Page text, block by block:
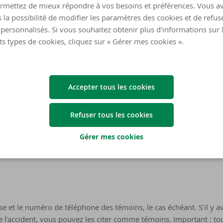
de mieux répondre à vos besoins et préférences. Vous
la possibilité de modifier les paramètres des cookies et de
Si vous souhaitez obtenir plus d'informations sur
types de cookies, cliquez sur « Gérer mes cookies ».
Accepter tous les cookies
Refuser tous les cookies
Gérer mes cookies
du constat d’accident, vous indiquez les données générales de
de l’accident.
Notez également les blessures ou plaintes physiques dont
plus tard. C’est important dans le cas où vous auriez
pouvez indiquer le nom des personnes blessées à la case 14 «
et le numéro de téléphone des témoins, le cas échéant. S’il y
vous pouvez les citer comme témoins. Important :